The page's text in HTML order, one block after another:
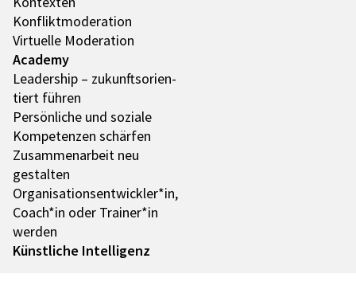
Konflikt­mo­de­ra­tion
Virtu­elle Mode­ra­tion
Academy
Leader­ship – zukunfts­ori­en­
tiert führen
Persön­li­che und soziale
Kompe­ten­zen schär­fen
Zusam­men­ar­beit neu
gestal­ten
Organisationsentwickler*in,
Coach*in oder Trainer*in
werden
Künst­li­che Intel­li­genz